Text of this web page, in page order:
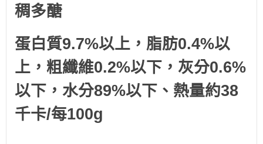
稠多醣
蛋白質9.7%以上，脂肪0.4%以
上，粗纖維0.2%以下，灰分0.6%
以下，水分89%以下、 熱量約38
千卡/每100g